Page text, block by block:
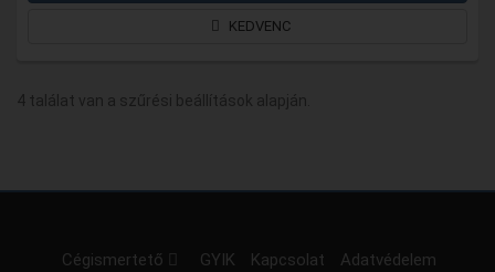
KEDVENC
4 találat van a szűrési beállítások alapján.
Cégismertető GYIK Kapcsolat
Adatvédelem